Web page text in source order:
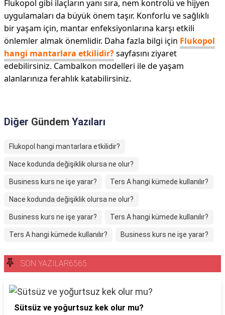
Flukopol gibi ilaçların yanı sıra, nem kontrolü ve hijyen
uygulamaları da büyük önem taşır. Konforlu ve sağlıklı
bir yaşam için, mantar enfeksiyonlarına karşı etkili
önlemler almak önemlidir. Daha fazla bilgi için Flukopol
hangi mantarlara etkilidir?sayfasını ziyaret
edebilirsiniz. Cambalkon modelleri ile de yaşam
alanlarınıza ferahlık katabilirsiniz.
Diğer Gündem Yazıları
Flukopol hangi mantarlara etkilidir?
Nace kodunda değişiklik olursa ne olur?
Business kurs ne işe yarar? Ters A hangi kümede kullanılır?
Nace kodunda değişiklik olursa ne olur?
Business kurs ne işe yarar? Ters A hangi kümede kullanılır?
Ters A hangi kümede kullanılır? Business kurs ne işe yarar?
SON YAZILAR6565
Sütsüz ve yoğurtsuz kek olur mu?